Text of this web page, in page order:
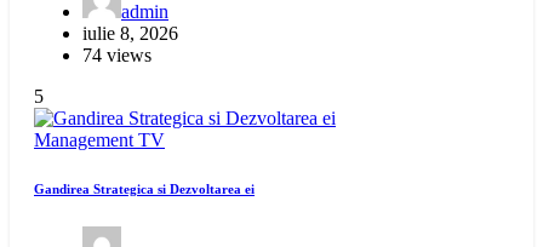
admin
iulie 8, 2026
74 views
5
Management TV
Gandirea Strategica si Dezvoltarea ei